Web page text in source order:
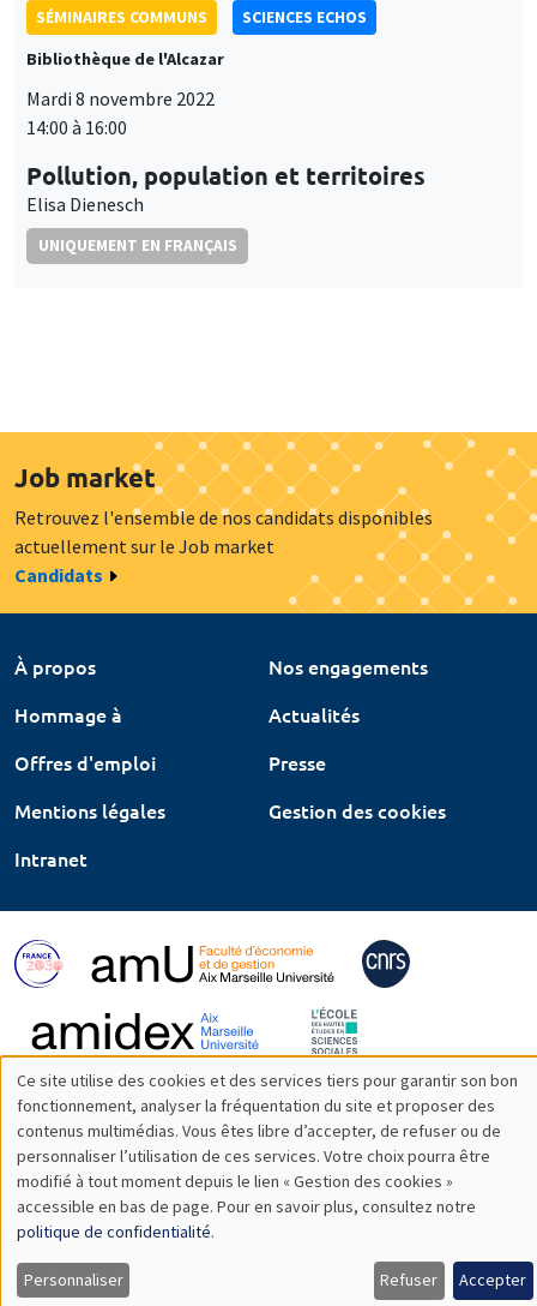
SÉMINAIRES COMMUNS
SCIENCES ECHOS
Bibliothèque de l'Alcazar
Mardi 8 novembre 2022
14:00 à 16:00
Pollution, population et territoires
Elisa Dienesch
UNIQUEMENT EN FRANÇAIS
Job market
Retrouvez l'ensemble de nos candidats disponibles
actuellement sur le Job market
Candidats
À propos
Nos engagements
Hommage à
Actualités
Offres d'emploi
Presse
Mentions légales
Gestion des cookies
Intranet
Utilisation
des
données
personnelles
et
Ce site utilise des cookies et des services tiers pour garantir son bon
fonctionnement, analyser la fréquentation du site et proposer des
contenus multimédias. Vous êtes libre d’accepter, de refuser ou de
personnaliser l’utilisation de ces services. Votre choix pourra être
modifié à tout moment depuis le lien « Gestion des cookies »
accessible en bas de page. Pour en savoir plus, consultez notre
politique de confidentialité.
Personnaliser Refuser Accepter